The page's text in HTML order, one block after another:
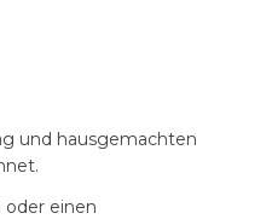
und hausgemachten
oder einen